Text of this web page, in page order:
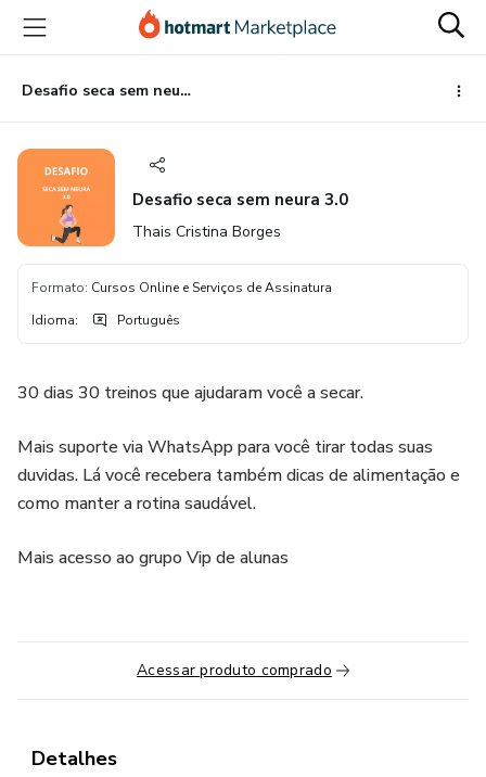
para
conteúdo
principal
para
pagamento
para
rodapé
Desafio seca sem neura 3.0
Desafio seca sem neura 3.0
Thais Cristina Borges
Formato: Cursos Online e Serviços de Assinatura
Idioma: Português
30 dias 30 treinos que ajudaram você a secar.
Mais suporte via WhatsApp para você tirar todas suas
duvidas. Lá você recebera também dicas de alimentação e
como manter a rotina saudável.
Mais acesso ao grupo Vip de alunas
Acessar produto comprado
Detalhes